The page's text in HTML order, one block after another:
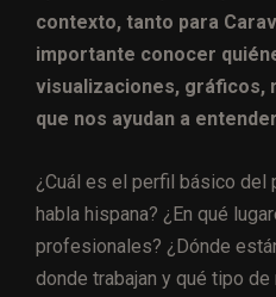
contexto, tanto para
importante conocer
visualizaciones, gráficos,
que nos ayudan a
¿Cuál es el perfil básico del
habla hispana? ¿En qué
profesionales? ¿Dónde
donde trabajan y qué tipo